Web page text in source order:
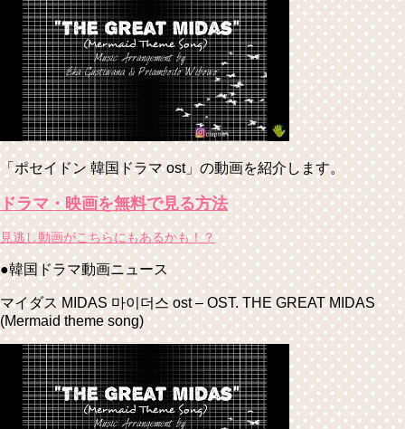
「ポセイドン 韓国ドラマ ost」の動画を紹介します。
ドラマ・映画を無料で見る方法
見逃し動画がこちらにもあるかも！？
●韓国ドラマ動画ニュース
マイダス MIDAS 마이더스 ost – OST. THE GREAT MIDAS
(Mermaid theme song)